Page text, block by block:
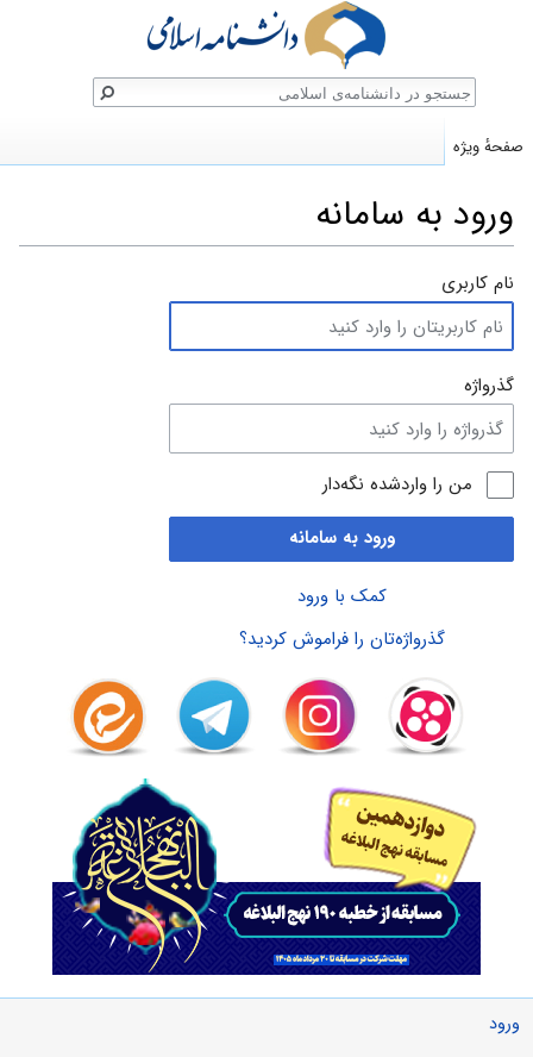
ورود به سامانه
پرش
ناوبری
پرش
جستجو
نام کاربری
گذرواژه
من را واردشده نگه‌دار
ورود به سامانه
کمک با ورود
گذرواژه‌تان را فراموش کردید؟
ورود
صفحهٔ ویژه
جستجو